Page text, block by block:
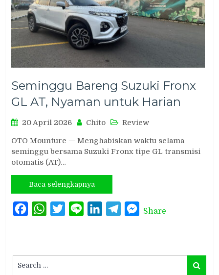
Seminggu Bareng Suzuki Fronx
GL AT, Nyaman untuk Harian
20 April 2026 Chito Review
OTO Mounture — Menghabiskan waktu selama
seminggu bersama Suzuki Fronx tipe GL transmisi
otomatis (AT)…
Baca selengkapnya
FacebookWhatsAppTwitterLine LinkedInTelegramMessenger
Share
for:
Search